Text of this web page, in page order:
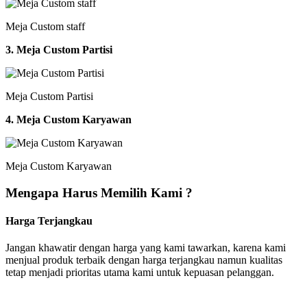
Meja Custom staff
3. Meja Custom Partisi
Meja Custom Partisi
4. Meja Custom Karyawan
Meja Custom Karyawan
Mengapa Harus Memilih Kami ?
Harga Terjangkau
Jangan khawatir dengan harga yang kami tawarkan, karena kami
menjual produk terbaik dengan harga terjangkau namun kualitas
tetap menjadi prioritas utama kami untuk kepuasan pelanggan.